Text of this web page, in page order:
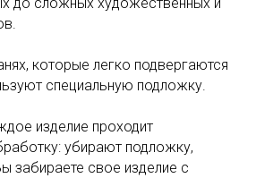
которые легко подвергаются
специальную подложку.
изделие проходит
убирают подложку,
забираете свое изделие с